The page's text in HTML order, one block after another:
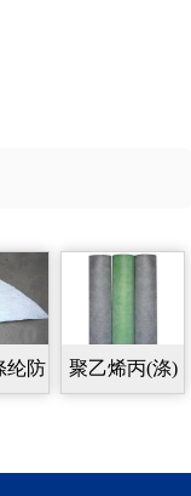
纶防
聚乙烯丙(涤)